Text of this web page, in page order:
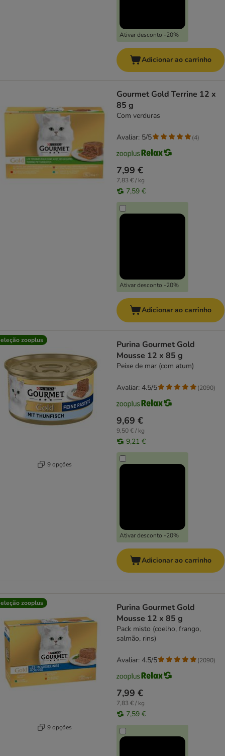
Ativar desconto -20%
Adicionar ao carrinho
Gourmet Gold Terrine 12 x
85 g
Com verduras
7,99 €
7,83 € / kg
7,59 €
Ativar desconto -20%
Avaliar: 5/5 (4)
Adicionar ao carrinho
zooplus
9 opções
Purina Gourmet Gold
Mousse 12 x 85 g
Peixe de mar (com atum)
9,69 €
9,50 € / kg
9,21 €
Ativar desconto -20%
Avaliar: 4.5/5 (2090)
Adicionar ao carrinho
zooplus
9 opções
Purina Gourmet Gold
Mousse 12 x 85 g
Pack misto (coelho, frango,
salmão, rins)
7,99 €
7,83 € / kg
7,59 €
Avaliar: 4.5/5 (2090)